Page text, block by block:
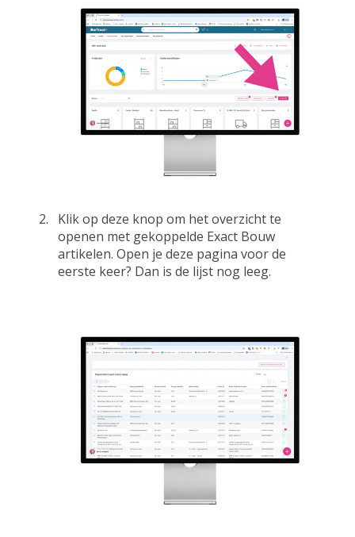
Klik op deze knop om het overzicht te
openen met gekoppelde Exact Bouw
artikelen. Open je deze pagina voor de
eerste keer? Dan is de lijst nog leeg.